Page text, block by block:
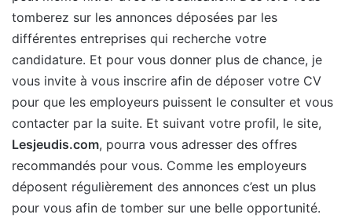
tomberez sur les annonces déposées par les
différentes entreprises qui recherche votre
candidature. Et pour vous donner plus de chance, je
vous invite à vous inscrire afin de déposer votre CV
pour que les employeurs puissent le consulter et vous
contacter par la suite. Et suivant votre profil, le site,
Lesjeudis.com, pourra vous adresser des offres
recommandés pour vous. Comme les employeurs
déposent régulièrement des annonces c’est un plus
pour vous afin de tomber sur une belle opportunité.